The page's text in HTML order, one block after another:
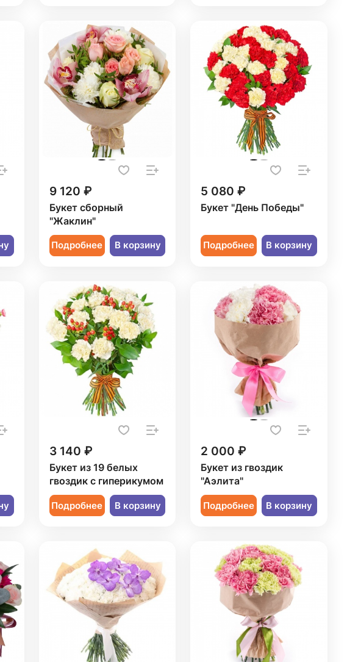
9 120 ₽
Букет сборный
"Жаклин"
Подробнее В корзину
5 080 ₽
Букет "День Победы"
Подробнее В корзину
3 140 ₽
Букет из 19 белых
гвоздик с гиперикумом
Подробнее В корзину
2 000 ₽
Букет из гвоздик
"Аэлита"
Подробнее В корзину